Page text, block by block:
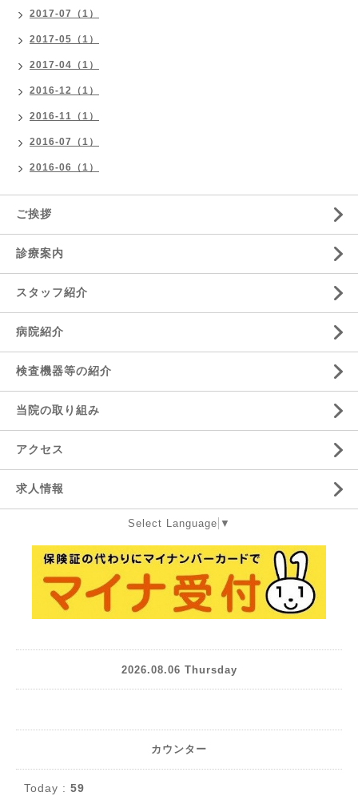
2017-07（1）
2017-05（1）
2017-04（1）
2016-12（1）
2016-11（1）
2016-07（1）
2016-06（1）
ご挨拶
診療案内
スタッフ紹介
病院紹介
検査機器等の紹介
当院の取り組み
アクセス
求人情報
Select Language ▼
2026.08.06 Thursday
カウンター
Today : 59